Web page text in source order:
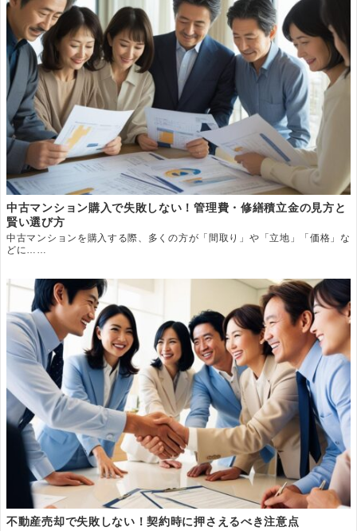
中古マンション購入で失敗しない！管理費・修繕積立金の見方と
賢い選び方
中古マンションを購入する際、多くの方が「間取り」や「立地」「価格」な
どに……
不動産売却で失敗しない！契約時に押さえるべき注意点